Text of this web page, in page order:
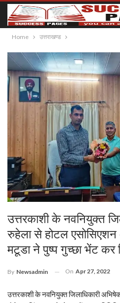
Home उत्तराखण्ड
उत्तरकाशी के नवनियुक्त
रुहेला से होटल एसोसिएशन
मटूडा ने पुष्प गुच्छा भेंट कर
By Newsadmin On Apr 27, 2022
उत्तरकाशी के नवनियुक्त जिलाधिकारी